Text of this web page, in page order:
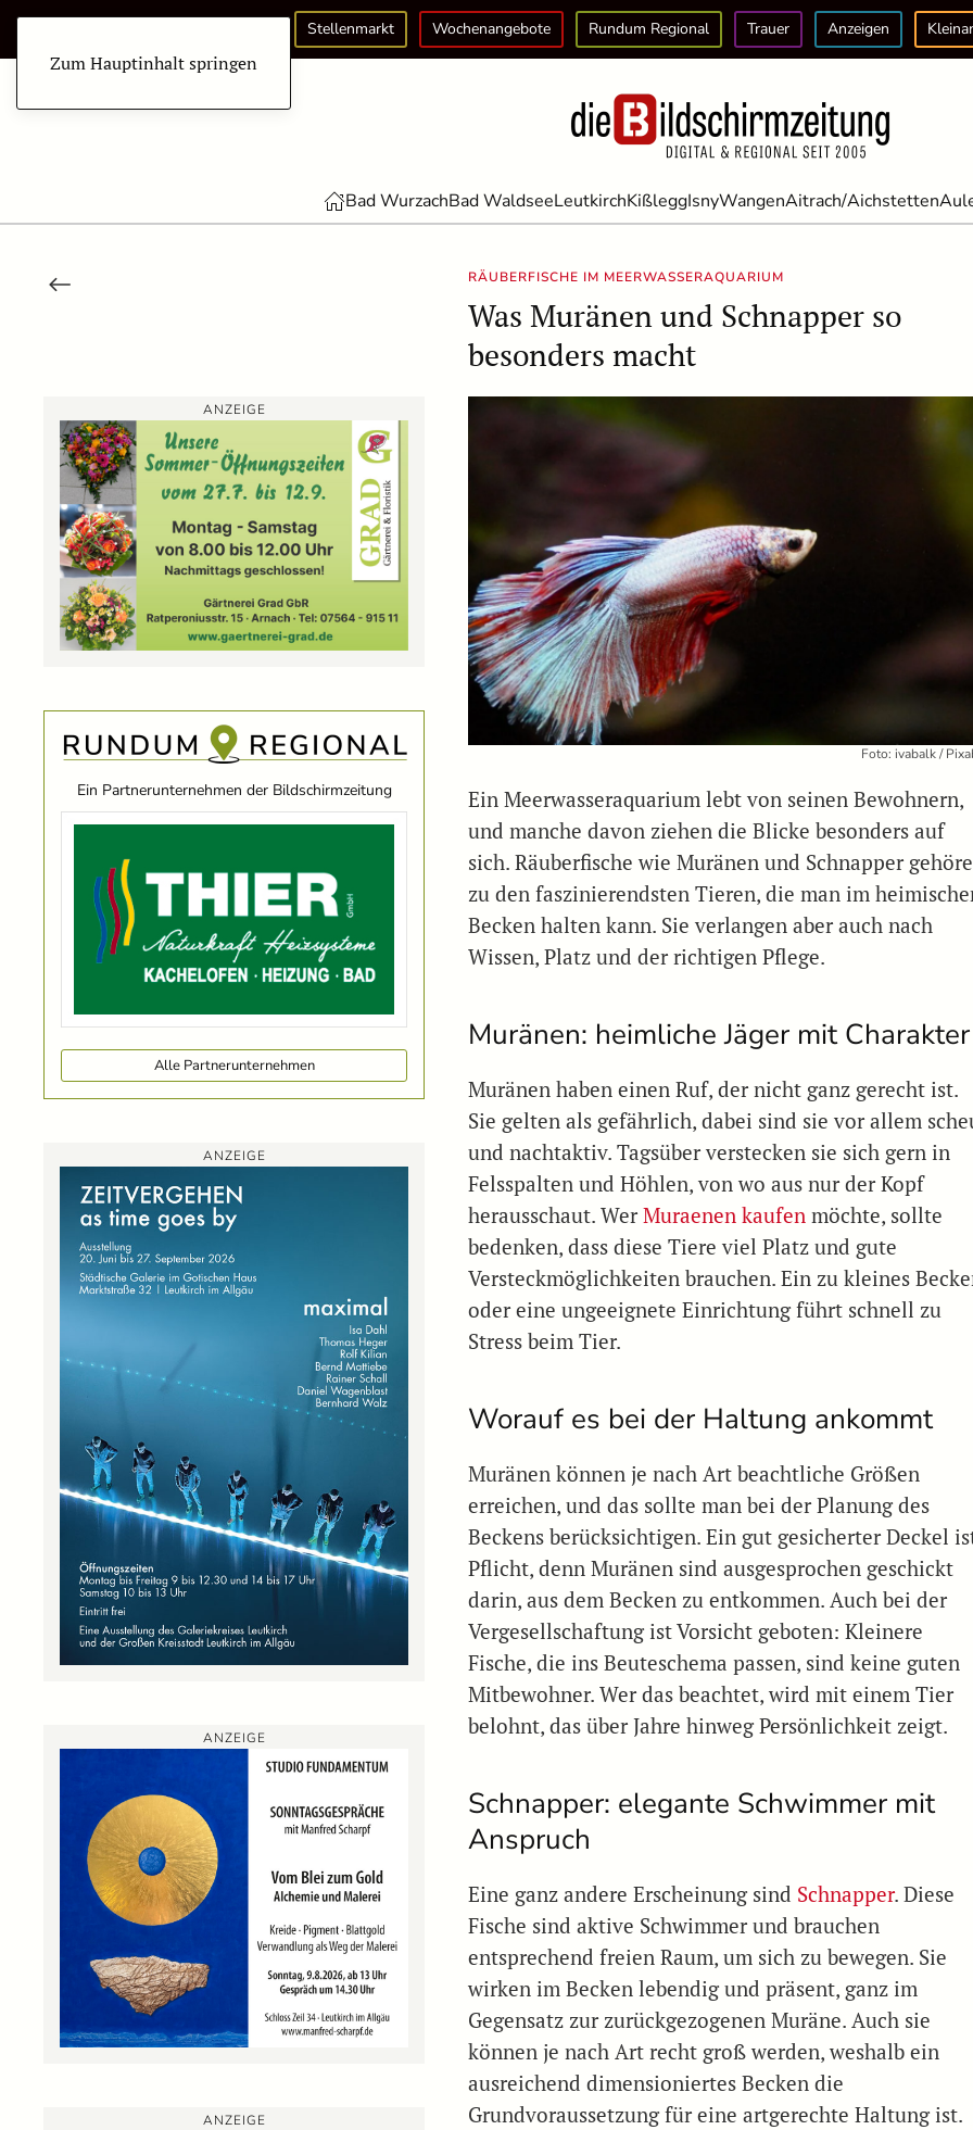
Zum Hauptinhalt springen
Stellenmarkt Wochenangebote Rundum Regional Trauer Anzeigen
Bad WurzachBad WaldseeLeutkirchKißleggIsnyWangenAitrach/Aichstetten
RÄUBERFISCHE IM MEERWASSERAQUARIUM
Was Muränen und Schnapper so
besonders macht
ANZEIGE
Ein Partnerunternehmen der Bildschirmzeitung
Alle Partnerunternehmen
ANZEIGE
ANZEIGE
ANZEIGE
Foto: ivabalk /
Ein Meerwasseraquarium lebt von seinen Bewohnern,
und manche davon ziehen die Blicke besonders auf
sich. Räuberfische wie Muränen und Schnapper
zu den faszinierendsten Tieren, die man im
Becken halten kann. Sie verlangen aber auch nach
Wissen, Platz und der richtigen Pflege.
Muränen: heimliche Jäger mit Charakter
Muränen haben einen Ruf, der nicht ganz gerecht ist.
Sie gelten als gefährlich, dabei sind sie vor allem
und nachtaktiv. Tagsüber verstecken sie sich gern in
Felsspalten und Höhlen, von wo aus nur der Kopf
herausschaut. WerMuraenen kaufen möchte, sollte
bedenken, dass diese Tiere viel Platz und gute
Versteckmöglichkeiten brauchen. Ein zu kleines
oder eine ungeeignete Einrichtung führt schnell zu
Stress beim Tier.
Worauf es bei der Haltung ankommt
Muränen können je nach Art beachtliche Größen
erreichen, und das sollte man bei der Planung des
Beckens berücksichtigen. Ein gut gesicherter Deckel
Pflicht, denn Muränen sind ausgesprochen geschickt
darin, aus dem Becken zu entkommen. Auch bei der
Vergesellschaftung ist Vorsicht geboten: Kleinere
Fische, die ins Beuteschema passen, sind keine guten
Mitbewohner. Wer das beachtet, wird mit einem Tier
belohnt, das über Jahre hinweg Persönlichkeit zeigt.
Schnapper: elegante Schwimmer mit
Anspruch
Eine ganz andere Erscheinung sind Schnapper. Diese
Fische sind aktive Schwimmer und brauchen
entsprechend freien Raum, um sich zu bewegen. Sie
wirken im Becken lebendig und präsent, ganz im
Gegensatz zur zurückgezogenen Muräne. Auch sie
können je nach Art recht groß werden, weshalb ein
ausreichend dimensioniertes Becken die
Grundvoraussetzung für eine artgerechte Haltung ist.